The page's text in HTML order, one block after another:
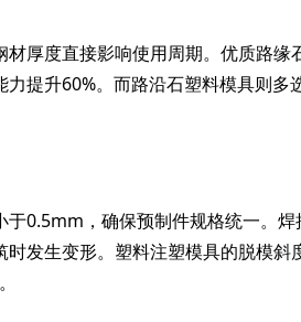
厚度直接影响使用周期。优质路缘
提升60%。而路沿石塑料模具则多
0.5mm，确保预制件规格统一。
发生变形。塑料注塑模具的脱模斜